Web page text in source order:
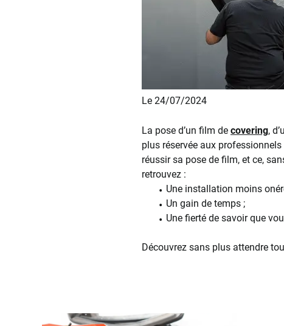
Le 24/07/2024
La pose d’un film de covering,
plus réservée aux
réussir sa pose de film, et ce,
retrouvez :
Une installation moins
Un gain de temps ;
Une fierté de savoir que
Découvrez sans plus attendre